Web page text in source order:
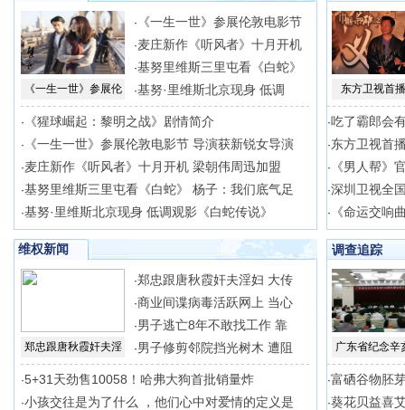
《一生一世》参展伦
· 《一生一世》参展伦敦电影节
·麦庄新作《听风者》十月开机
·基努里维斯三里屯看《白蛇》
·基努·里维斯北京现身 低调
· 《猩球崛起：黎明之战》剧情简介
· 《一生一世》参展伦敦电影节 导演获新锐女导演
·麦庄新作《听风者》十月开机 梁朝伟周迅加盟
·基努里维斯三里屯看《白蛇》 杨子：我们底气足
·基努·里维斯北京现身 低调观影《白蛇传说》
东方卫视首
·吃了霸郎会
·东方卫视首
· 《男人帮》
·深圳卫视全
· 《命运交响
维权新闻
郑忠跟唐秋霞奸夫淫
·郑忠跟唐秋霞奸夫淫妇 大传
·商业间谍病毒活跃网上 当心
·男子逃亡8年不敢找工作 靠
·男子修剪邻院挡光树木 遭阻
·5+31天劲售10058！哈弗大狗首批销量炸
·小孩交往是为了什么 ，他们心中对爱情的定义是
调查追踪
广东省纪念辛
·富硒谷物胚
·葵花贝益喜